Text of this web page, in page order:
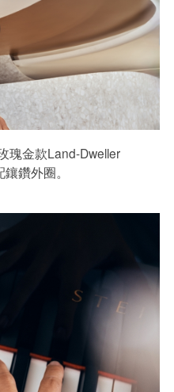
瑰金款Land-Dweller
鑽外圈。